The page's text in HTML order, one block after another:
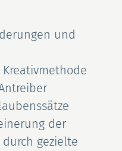
und
der
gezielte